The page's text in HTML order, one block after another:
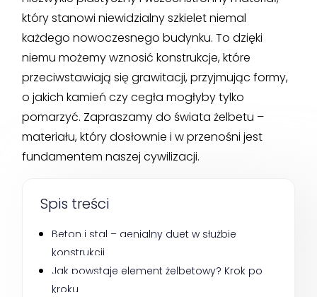
który stanowi niewidzialny szkielet niemal
każdego nowoczesnego budynku. To dzięki
niemu możemy wznosić konstrukcje, które
przeciwstawiają się grawitacji, przyjmując formy,
o jakich kamień czy cegła mogłyby tylko
pomarzyć. Zapraszamy do świata żelbetu –
materiału, który dosłownie i w przenośni jest
fundamentem naszej cywilizacji.
Spis treści
Beton i stal – genialny duet w służbie
konstrukcji
Jak powstaje element żelbetowy? Krok po
kroku